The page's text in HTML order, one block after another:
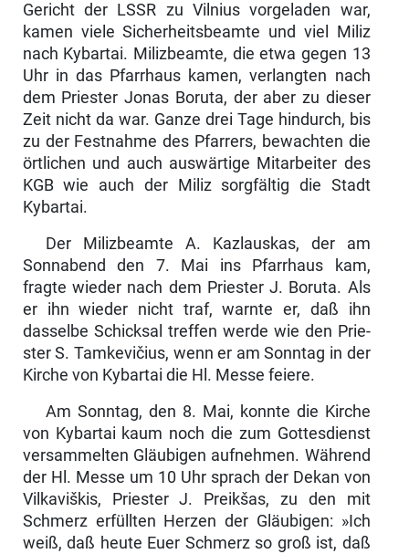
Gericht der LSSR zu Vilnius vorgeladen war,
kamen viele Sicherheitsbeamte und viel Miliz
nach Kybartai. Milizbeamte, die etwa gegen 13
Uhr in das Pfarr­haus kamen, verlangten nach
dem Priester Jonas Boruta, der aber zu dieser
Zeit nicht da war. Ganze drei Tage hindurch, bis
zu der Festnahme des Pfarrers, bewachten die
örtlichen und auch auswärtige Mitarbeiter des
KGB wie auch der Miliz sorgfältig die Stadt
Kybartai.
Der Milizbeamte A. Kazlauskas, der am
Sonnabend den 7. Mai ins Pfarr­haus kam,
fragte wieder nach dem Priester J. Boruta. Als
er ihn wieder nicht traf, warnte er, daß ihn
dasselbe Schicksal treffen werde wie den Prie­
ster S. Tamkevičius, wenn er am Sonntag in der
Kirche von Kybartai die Hl. Messe feiere.
Am Sonntag, den 8. Mai, konnte die Kirche
von Kybartai kaum noch die zum Gottesdienst
versammelten Gläubigen aufnehmen. Während
der Hl. Messe um 10 Uhr sprach der Dekan von
Vilkaviškis, Priester J. Preikšas, zu den mit
Schmerz erfüllten Herzen der Gläubigen: »Ich
weiß, daß heute Euer Schmerz so groß ist, daß